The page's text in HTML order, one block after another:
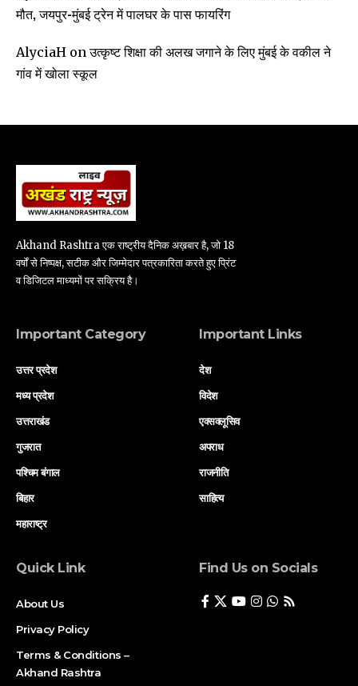
मौत, जयपुर-मुंबई ट्रेन में पालघर के पास फायरिंग
AlyciaH onउत्कृष्ट शिक्षा की अलख जगाने के लिए मुंबई के वकील ने
गांव में खोला स्कूल
Akhand Rashtra एक राष्ट्रीय दैनिक अख़बार है, जो 18
वर्षों से निष्पक्ष, सटीक और जिम्मेदार पत्रकारिता करते हुए प्रिंट
व डिजिटल माध्यमों पर सक्रिय है।
Important Category
उत्तर प्रदेश
मध्य प्रदेश
उत्तराखंड
गुजरात
पश्चिम बंगाल
बिहार
महाराष्ट्र
Important Links
देश
विदेश
एक्सक्लूसिव
अपराध
राजनीति
साहित्य
Quick Link
About Us
Privacy Policy
Terms & Conditions –
Akhand Rashtra
Find Us on Socials